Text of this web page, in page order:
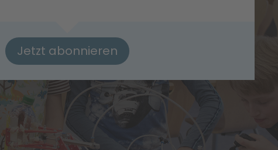
Jetzt abonnieren